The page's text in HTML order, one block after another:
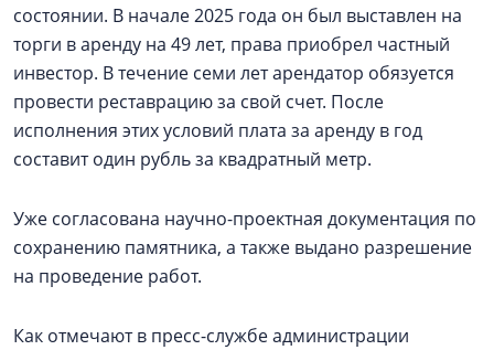
состоянии. В начале 2025 года он был выставлен на
торги в аренду на 49 лет, права приобрел частный
инвестор. В течение семи лет арендатор обязуется
провести реставрацию за свой счет. После
исполнения этих условий плата за аренду в год
составит один рубль за квадратный метр.
Уже согласована научно-проектная документация по
сохранению памятника, а также выдано разрешение
на проведение работ.
Как отмечают в пресс-службе администрации